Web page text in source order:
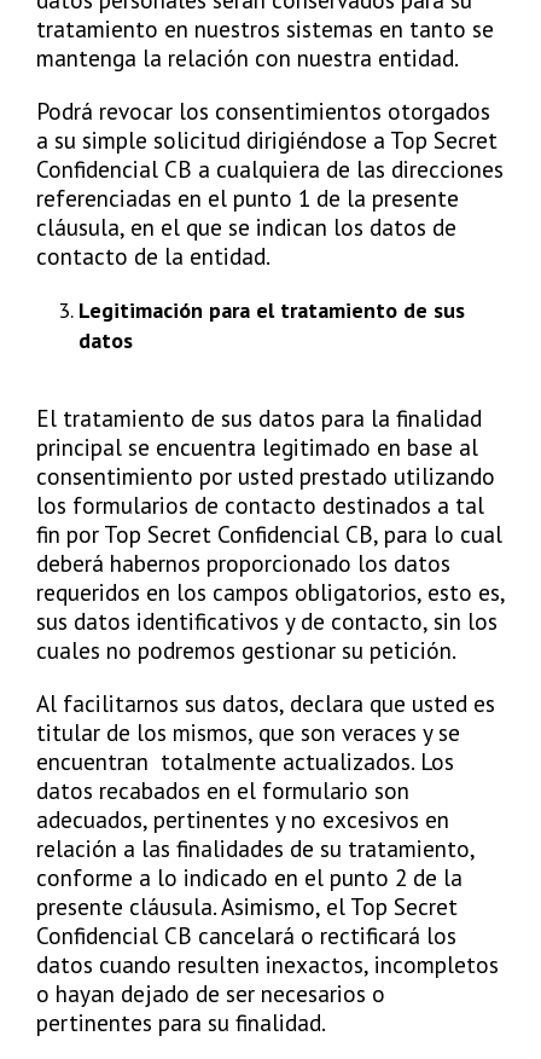
tratamiento en nuestros sistemas en tanto se
mantenga la relación con nuestra entidad.
Podrá revocar los consentimientos otorgados
a su simple solicitud dirigiéndose a Top Secret
Confidencial CB a cualquiera de las direcciones
referenciadas en el punto 1 de la presente
cláusula, en el que se indican los datos de
contacto de la entidad.
Legitimación para el tratamiento de sus
datos
El tratamiento de sus datos para la finalidad
principal se encuentra legitimado en base al
consentimiento por usted prestado utilizando
los formularios de contacto destinados a tal
fin por Top Secret Confidencial CB, para lo cual
deberá habernos proporcionado los datos
requeridos en los campos obligatorios, esto es,
sus datos identificativos y de contacto, sin los
cuales no podremos gestionar su petición.
Al facilitarnos sus datos, declara que usted es
titular de los mismos, que son veraces y se
encuentran totalmente actualizados. Los
datos recabados en el formulario son
adecuados, pertinentes y no excesivos en
relación a las finalidades de su tratamiento,
conforme a lo indicado en el punto 2 de la
presente cláusula. Asimismo, el Top Secret
Confidencial CB cancelará o rectificará los
datos cuando resulten inexactos, incompletos
o hayan dejado de ser necesarios o
pertinentes para su finalidad.